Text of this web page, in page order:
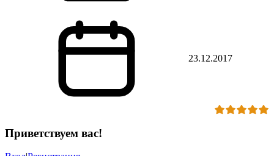
23.12.2017
Приветствуем вас!